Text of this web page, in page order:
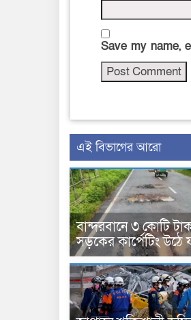
Save my name,
এই বিভাগের আরো
বান্দরবানে ৩ কোটি
সড়কের কার্পেটিং উঠে